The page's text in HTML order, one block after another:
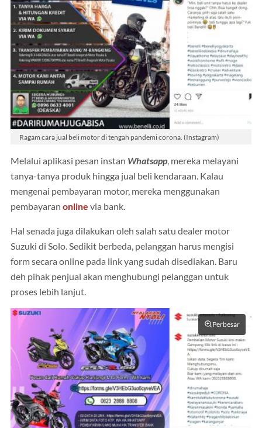
Ragam cara jual beli motor di tengah pandemi corona. (Instagram)
Melalui aplikasi pesan instan Whatsapp, mereka melayani
tanya-tanya produk hingga jual beli kendaraan. Kalau
mengenai pembayaran motor, mereka menggunakan
pembayaran online via bank.
Hal senada juga dilakukan oleh salah satu dealer motor
Suzuki di Solo. Sedikit berbeda, pelanggan harus mengisi
form secara online pada link yang sudah disediakan. Baru
deh pihak penjual akan menghubungi pelanggan untuk
proses lebih lanjut.
Perbesar